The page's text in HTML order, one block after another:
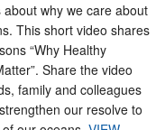
about why we care about
This short video shares
“Why Healthy
Share the video
family and colleagues
our resolve to